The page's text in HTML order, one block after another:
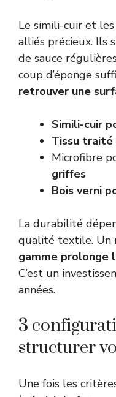
Le simili-cuir et
alliés précieux. Ils
de sauce
coup d’éponge
retrouver une
Simili-cuir
Tissu
Microfibre
griffes
Bois verni
La durabilité
qualité textile. Un
gamme prolonge
C’est un
années.
3
structurer
Une fois les